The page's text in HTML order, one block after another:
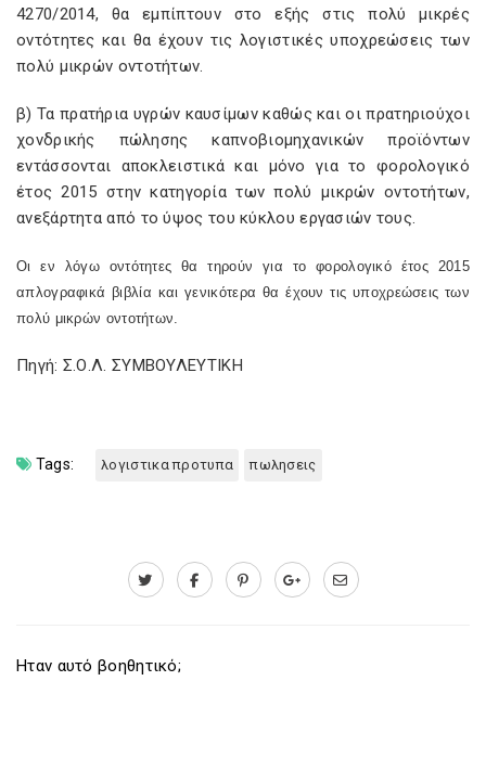
4270/2014, θα εμπίπτουν στο εξής στις πολύ μικρές
οντότητες και θα έχουν τις λογιστικές υποχρεώσεις των
πολύ μικρών οντοτήτων.
β) Τα πρατήρια υγρών καυσίμων καθώς και οι πρατηριούχοι
χονδρικής πώλησης καπνοβιομηχανικών προϊόντων
εντάσσονται αποκλειστικά και μόνο για το φορολογικό
έτος 2015 στην κατηγορία των πολύ μικρών οντοτήτων,
ανεξάρτητα από το ύψος του κύκλου εργασιών τους.
Οι εν λόγω οντότητες θα τηρούν για το φορολογικό έτος 2015
απλογραφικά βιβλία και γενικότερα θα έχουν τις υποχρεώσεις των
πολύ μικρών οντοτήτων.
Πηγή: Σ.Ο.Λ. ΣΥΜΒΟΥΛΕΥΤΙΚΗ
Tags: λογιστικα προτυπα πωλησεις
Ηταν αυτό βοηθητικό;